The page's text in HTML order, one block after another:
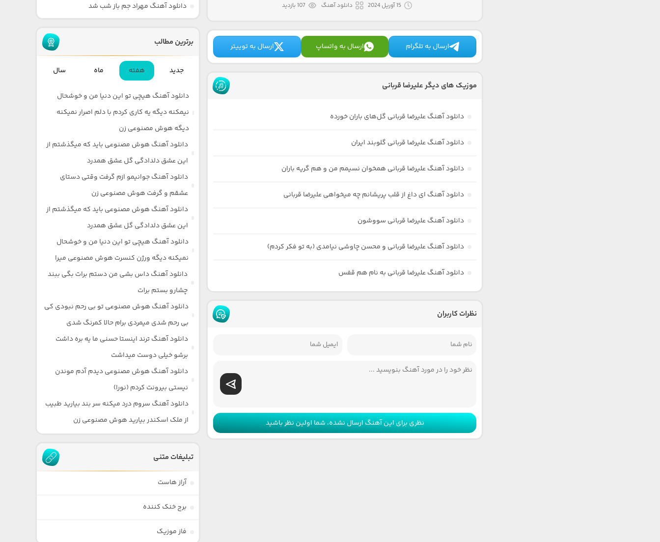
15 آوریل 2024 دانلود آهنگ 107 بازدید
ارسال به تلگرام ارسال به واتساپ ارسال به توییتر
موزیک های دیگر علیرضا قربانی
دانلود آهنگ علیرضا قربانی گل‌های باران خورده
دانلود آهنگ علیرضا قربانی گلوبند ایران
دانلود آهنگ علیرضا قربانی همخوان نسیمم من و هم گریه باران
دانلود آهنگ ای داغ از قلب پریشانم چه میخواهی علیرضا قربانی
دانلود آهنگ علیرضا قربانی سووشون
دانلود آهنگ علیرضا قربانی و محسن چاوشی نیامدی (به تو فکر کردم)
دانلود آهنگ علیرضا قربانی به نام هم قفس
نظرات کاربران
نظری برای این آهنگ ارسال نشده، شما اولین نظر باشید
دانلود آهنگ مهراد جم باز شب شد
برترین مطالب
جدید هفته ماه سال
دانلود آهنگ هیچی تو این دنیا من و خوشحال
نیمکنه دیگه یه کاری کردم با دلم اصرار نمیکنه
دیگه هوش مصنوعی زن
دانلود آهنگ هوش مصنوعی باید که میگذشتم از
این عشق دلدادگی گل عشق همدرد
دانلود آهنگ جوانیمو ازم گرفت وقتی دستای
عشقم و گرفت هوش مصنوعی زن
دانلود آهنگ هوش مصنوعی باید که میگذشتم از
این عشق دلدادگی گل عشق همدرد
دانلود آهنگ هیچی تو این دنیا من و خوشحال
نمیکنه دیگه ورژن کنسرت هوش مصنوعی میرا
دانلود آهنگ داس بشی من دستم برات بگی ببند
چشارو بستم برات
دانلود آهنگ هوش مصنوعی تو بی رحم نبودی کی
بی رحم شدی میمردی برام حالا کمرنگ شدی
دانلود آهنگ ترند اینستا حسنی ما یه بره داشت
برشو خیلی دوست میداشت
دانلود آهنگ هوش مصنوعی دیدم آدم موندن
نیستی بیرونت کردم (نورا)
دانلود آهنگ سروم درد میکنه سر بند بیارید طبیب
از ملک اسکندر بیارید هوش مصنوعی زن
تبلیغات متنی
آراز هاست
برج خنک کننده
فاز موزیک